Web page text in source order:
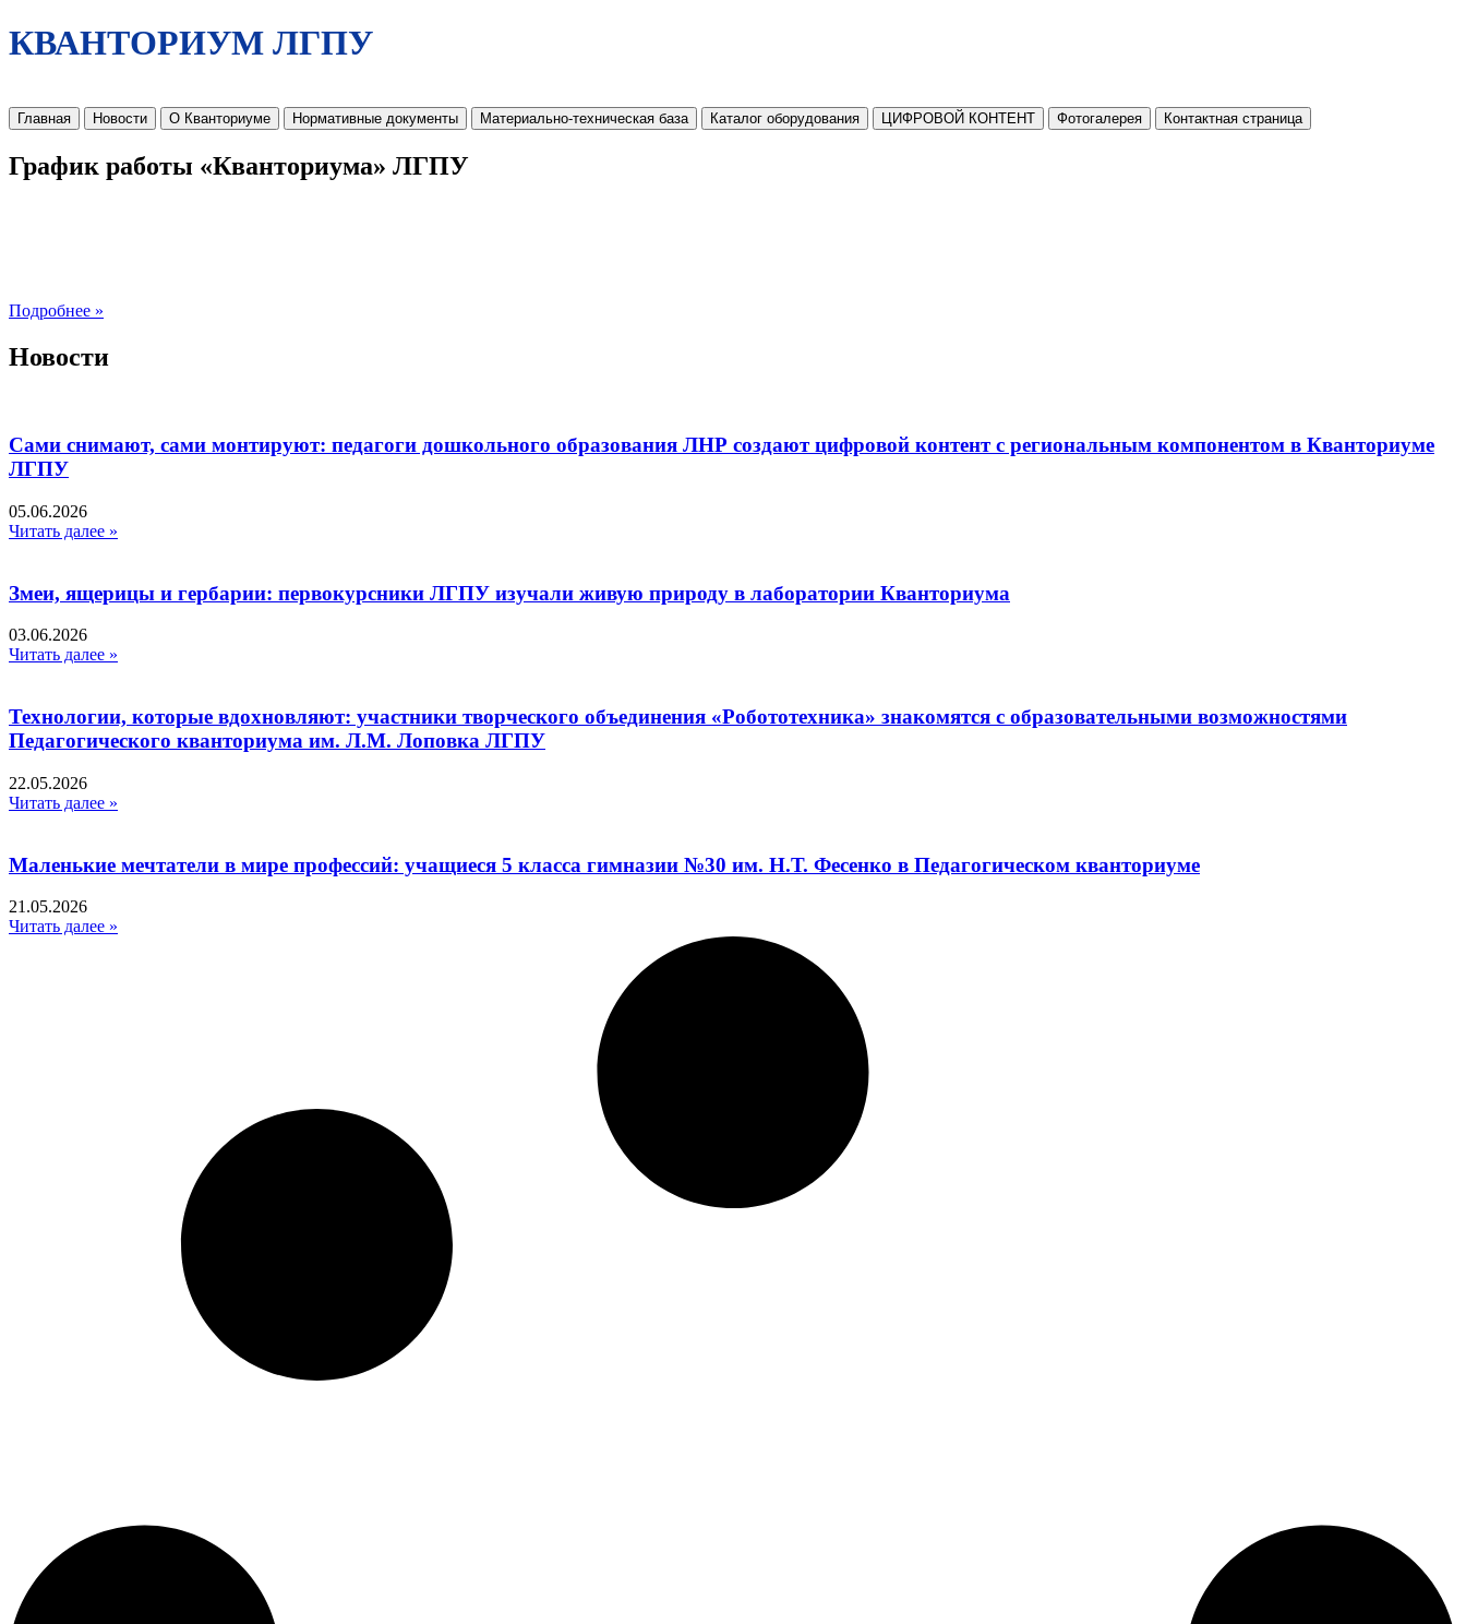
КВАНТОРИУМ ЛГПУ
Главная Новости О Кванториуме Нормативные документы Материально-техническая база Каталог оборудования ЦИФРОВОЙ КОНТЕНТ Фотогалерея Контактная страница
График работы «Кванториума» ЛГПУ
Подробнее »
Новости
Сами снимают, сами монтируют: педагоги дошкольного образования ЛНР создают цифровой контент с региональным компонентом в Кванториуме
ЛГПУ​
05.06.2026
Читать далее »
Змеи, ящерицы и гербарии: первокурсники ЛГПУ изучали живую природу в лаборатории Кванториума
03.06.2026
Читать далее »
Технологии, которые вдохновляют: участники творческого объединения «Робототехника» знакомятся с образовательными возможностями
Педагогического кванториума им. Л.М. Лоповка ЛГПУ
22.05.2026
Читать далее »
Маленькие мечтатели в мире профессий: учащиеся 5 класса гимназии №30 им. Н.Т. Фесенко в Педагогическом кванториуме
21.05.2026
Читать далее »